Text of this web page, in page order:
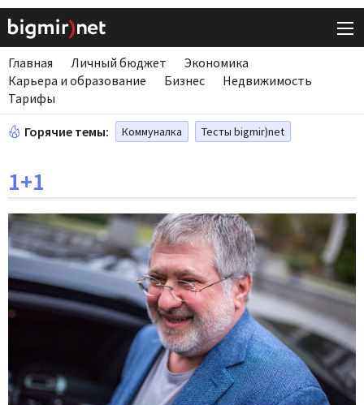
Главная Личный бюджет
Экономика
Карьера и образование
Бизнес
Недвижимость
Тарифы
Горячие темы: Коммуналка Тесты bigmir)net
1+1